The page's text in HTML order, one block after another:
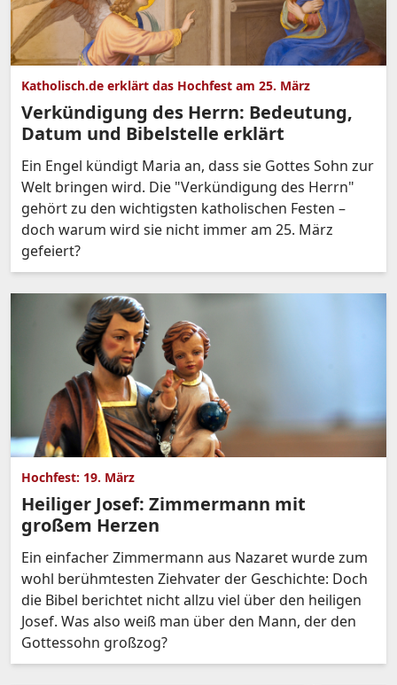
Katholisch.de erklärt das Hochfest am 25. März
Verkündigung des Herrn: Bedeutung,
Datum und Bibelstelle erklärt
Ein Engel kündigt Maria an, dass sie Gottes Sohn zur
Welt bringen wird. Die "Verkündigung des Herrn"
gehört zu den wichtigsten katholischen Festen –
doch warum wird sie nicht immer am 25. März
gefeiert?
Hochfest: 19. März
Heiliger Josef: Zimmermann mit
großem Herzen
Ein einfacher Zimmermann aus Nazaret wurde zum
wohl berühmtesten Ziehvater der Geschichte: Doch
die Bibel berichtet nicht allzu viel über den heiligen
Josef. Was also weiß man über den Mann, der den
Gottessohn großzog?